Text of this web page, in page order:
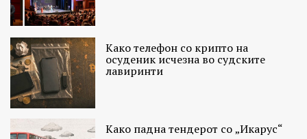
Како телефон со крипто на
осуденик исчезна во судските
лавиринти
Како падна тендерот со „Икарус“